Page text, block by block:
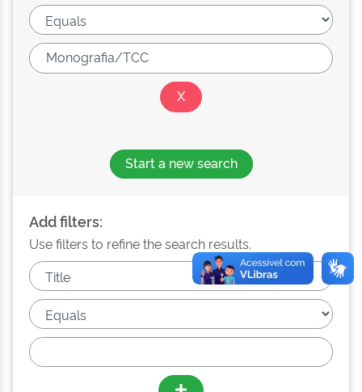
Start a new search
Add filters:
Use filters to refine the search results.